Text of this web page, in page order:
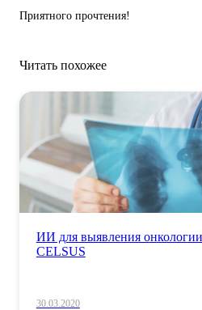
Приятного прочтения!
Читать похожее
ИИ для выявления
CELSUS
30.03.2020